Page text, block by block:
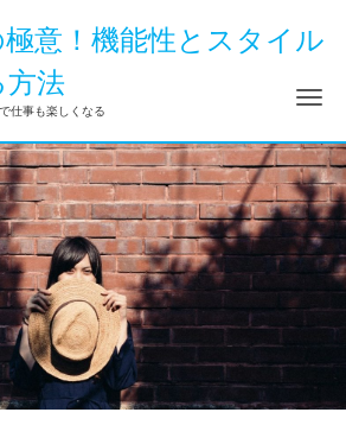
意！機能性とスタイル
方法
仕事も楽しくなる ナ